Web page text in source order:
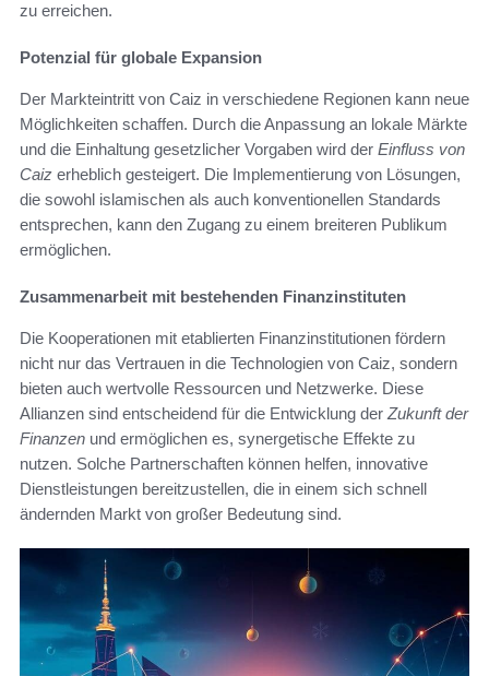
zu erreichen.
Potenzial für globale Expansion
Der Markteintritt von Caiz in verschiedene Regionen kann neue
Möglichkeiten schaffen. Durch die Anpassung an lokale Märkte
und die Einhaltung gesetzlicher Vorgaben wird der Einfluss von
Caiz erheblich gesteigert. Die Implementierung von Lösungen,
die sowohl islamischen als auch konventionellen Standards
entsprechen, kann den Zugang zu einem breiteren Publikum
ermöglichen.
Zusammenarbeit mit bestehenden Finanzinstituten
Die Kooperationen mit etablierten Finanzinstitutionen fördern
nicht nur das Vertrauen in die Technologien von Caiz, sondern
bieten auch wertvolle Ressourcen und Netzwerke. Diese
Allianzen sind entscheidend für die Entwicklung der Zukunft der
Finanzen und ermöglichen es, synergetische Effekte zu
nutzen. Solche Partnerschaften können helfen, innovative
Dienstleistungen bereitzustellen, die in einem sich schnell
ändernden Markt von großer Bedeutung sind.